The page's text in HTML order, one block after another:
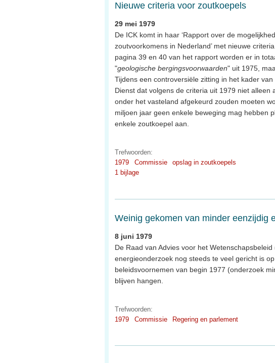
Nieuwe criteria voor zoutkoepels
29 mei 1979
De ICK komt in haar ‘Rapport over de
zoutvoorkomens in Nederland’ met nieuwe
pagina 39 en 40 van het rapport worden er in
"geologische bergingsvoorwaarden" uit 1975,
Tijdens een controversiële zitting in het kader
Dienst dat volgens de criteria uit 1979 niet
onder het vasteland afgekeurd zouden moeten
miljoen jaar geen enkele beweging mag hebben
enkele zoutkoepel aan.
Trefwoorden:
1979
Commissie
opslag in zoutkoepels
1 bijlage
Weinig gekomen van minder eenzijdig
8 juni 1979
De Raad van Advies voor het
energieonderzoek nog steeds te veel gericht is
beleidsvoornemen van begin 1977 (onderzoek
blijven hangen.
Trefwoorden:
1979
Commissie Regering en parlement